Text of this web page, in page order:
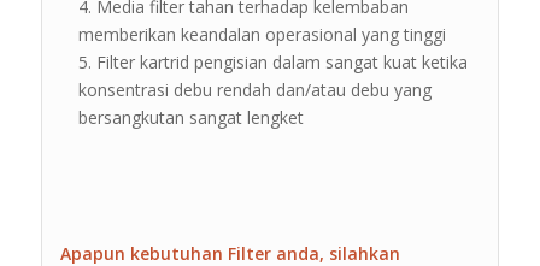
Media filter tahan terhadap kelembaban
memberikan keandalan operasional yang tinggi
Filter kartrid pengisian dalam sangat kuat ketika
konsentrasi debu rendah dan/atau debu yang
bersangkutan sangat lengket
Apapun kebutuhan Filter anda, silahkan